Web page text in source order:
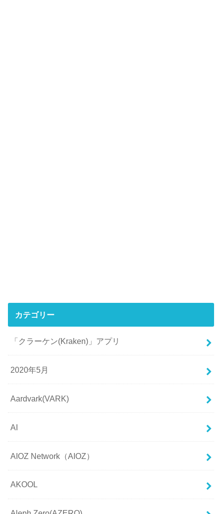
カテゴリー
「クラーケン(Kraken)」アプリ
2020年5月
Aardvark(VARK)
AI
AIOZ Network（AIOZ）
AKOOL